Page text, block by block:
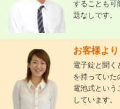
することも可
題なしです。
お客様より
電子錠と聞く
を持っていた
電池式という
しています。